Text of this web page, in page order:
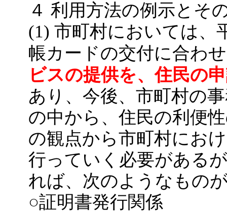
４ 利用方法の例示とそ
(1) 市町村においては、
帳カードの交付に合わ
ビスの提供を、住民の
あり、今後、市町村の
の中から、住民の利便
の観点から市町村にお
行っていく必要がある
れば、次のようなもの
○証明書発行関係